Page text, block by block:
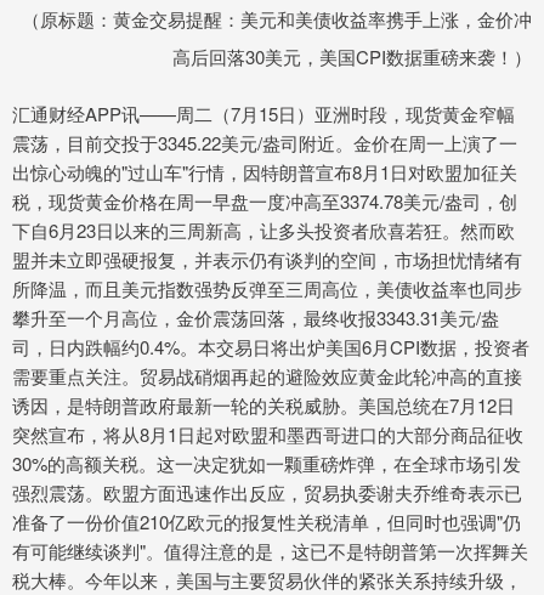
（原标题：黄金交易提醒：美元和美债收益率携手上涨，金价冲
高后回落30美元，美国CPI数据重磅来袭！）
汇通财经APP讯——周二（7月15日）亚洲时段，现货黄金窄幅
震荡，目前交投于3345.22美元/盎司附近。金价在周一上演了一
出惊心动魄的"过山车"行情，因特朗普宣布8月1日对欧盟加征关
税，现货黄金价格在周一早盘一度冲高至3374.78美元/盎司，创
下自6月23日以来的三周新高，让多头投资者欣喜若狂。然而欧
盟并未立即强硬报复，并表示仍有谈判的空间，市场担忧情绪有
所降温，而且美元指数强势反弹至三周高位，美债收益率也同步
攀升至一个月高位，金价震荡回落，最终收报3343.31美元/盎
司，日内跌幅约0.4%。本交易日将出炉美国6月CPI数据，投资者
需要重点关注。贸易战硝烟再起的避险效应黄金此轮冲高的直接
诱因，是特朗普政府最新一轮的关税威胁。美国总统在7月12日
突然宣布，将从8月1日起对欧盟和墨西哥进口的大部分商品征收
30%的高额关税。这一决定犹如一颗重磅炸弹，在全球市场引发
强烈震荡。欧盟方面迅速作出反应，贸易执委谢夫乔维奇表示已
准备了一份价值210亿欧元的报复性关税清单，但同时也强调"仍
有可能继续谈判"。值得注意的是，这已不是特朗普第一次挥舞关
税大棒。今年以来，美国与主要贸易伙伴的紧张关系持续升级，